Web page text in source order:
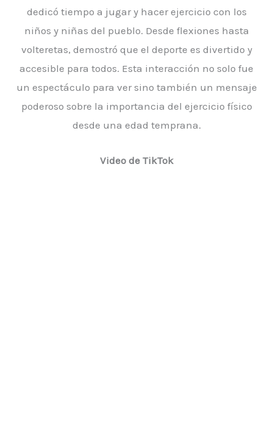
dedicó tiempo a jugar y hacer ejercicio con los
niños y niñas del pueblo. Desde flexiones hasta
volteretas, demostró que el deporte es divertido y
accesible para todos. Esta interacción no solo fue
un espectáculo para ver sino también un mensaje
poderoso sobre la importancia del ejercicio físico
desde una edad temprana.
Video de TikTok